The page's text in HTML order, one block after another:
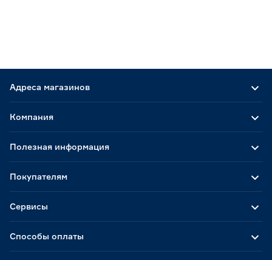
Адреса магазинов
Способы оплаты
Компания
Полезная информация
Покупателям
Сервисы